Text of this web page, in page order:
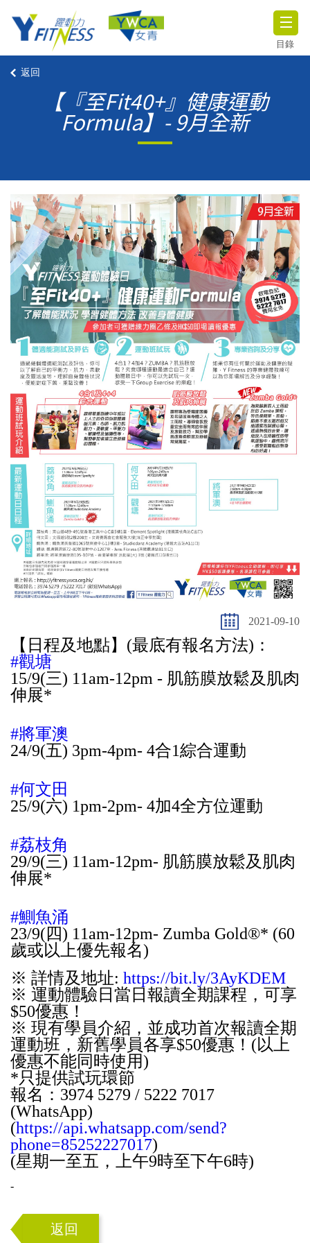
目錄
返回
【『至Fit40+』健康運動
Formula】- 9月全新
2021-09-10
【日程及地點】(最底有報名方法)：
#觀塘
15/9(三) 11am-12pm - 肌筋膜放鬆及肌肉
伸展*
#將軍澳
24/9(五) 3pm-4pm- 4合1綜合運動
#何文田
25/9(六) 1pm-2pm- 4加4全方位運動
#荔枝角
29/9(三) 11am-12pm- 肌筋膜放鬆及肌肉
伸展*
#鰂魚涌
23/9(四) 11am-12pm- Zumba Gold®* (60
歲或以上優先報名)
※ 詳情及地址: https://bit.ly/3AyKDEM
※ 運動體驗日當日報讀全期課程，可享
$50優惠！
※ 現有學員介紹，並成功首次報讀全期
運動班，新舊學員各享$50優惠！(以上
優惠不能同時使用)
*只提供試玩環節
報名：3974 5279 / 5222 7017
(WhatsApp)
(https://api.whatsapp.com/send?
phone=85252227017)
(星期一至五，上午9時至下午6時)
-
返回